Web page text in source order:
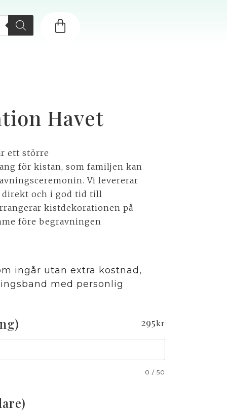
Havet
ett större
för kistan, som familjen kan
Vi levererar
och i god tid till
kistdekorationen på
före begravningen
ingår utan extra kostnad,
med personlig
295kr
0 / 50